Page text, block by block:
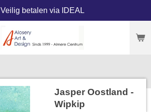
Veilig betalen via IDEAL
Jasper Oostland -
Wipkip